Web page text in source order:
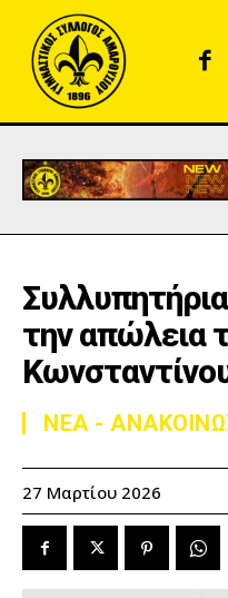
την απώλεια
ΝΕΑ -
27 Μαρτίου 2026